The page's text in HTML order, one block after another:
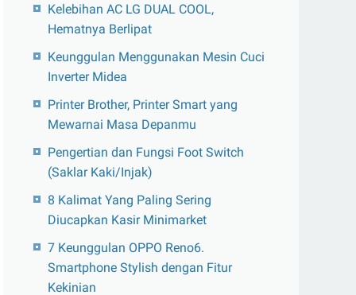
Kelebihan AC LG DUAL COOL,
Hematnya Berlipat
Keunggulan Menggunakan Mesin Cuci
Inverter Midea
Printer Brother, Printer Smart yang
Mewarnai Masa Depanmu
Pengertian dan Fungsi Foot Switch
(Saklar Kaki/Injak)
8 Kalimat Yang Paling Sering
Diucapkan Kasir Minimarket
7 Keunggulan OPPO Reno6.
Smartphone Stylish dengan Fitur
Kekinian